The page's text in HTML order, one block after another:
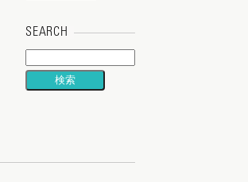
SEARCH